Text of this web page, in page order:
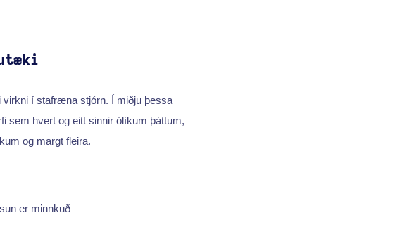
í stafræna stjórn. Í miðju þessa
sem hvert og eitt sinnir ólíkum þáttum,
og margt fleira.
er minnkuð